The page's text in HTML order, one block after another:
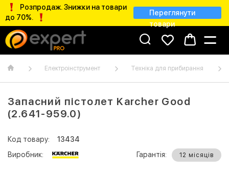
Розпродаж. Знижки на товари
до 70%.
Переглянути
товари
Електроінструмент Техніка для прибирання
Запасний пістолет Karcher Good
(2.641-959.0)
Код товару:
13434
Виробник:
Гарантія: 12 місяців